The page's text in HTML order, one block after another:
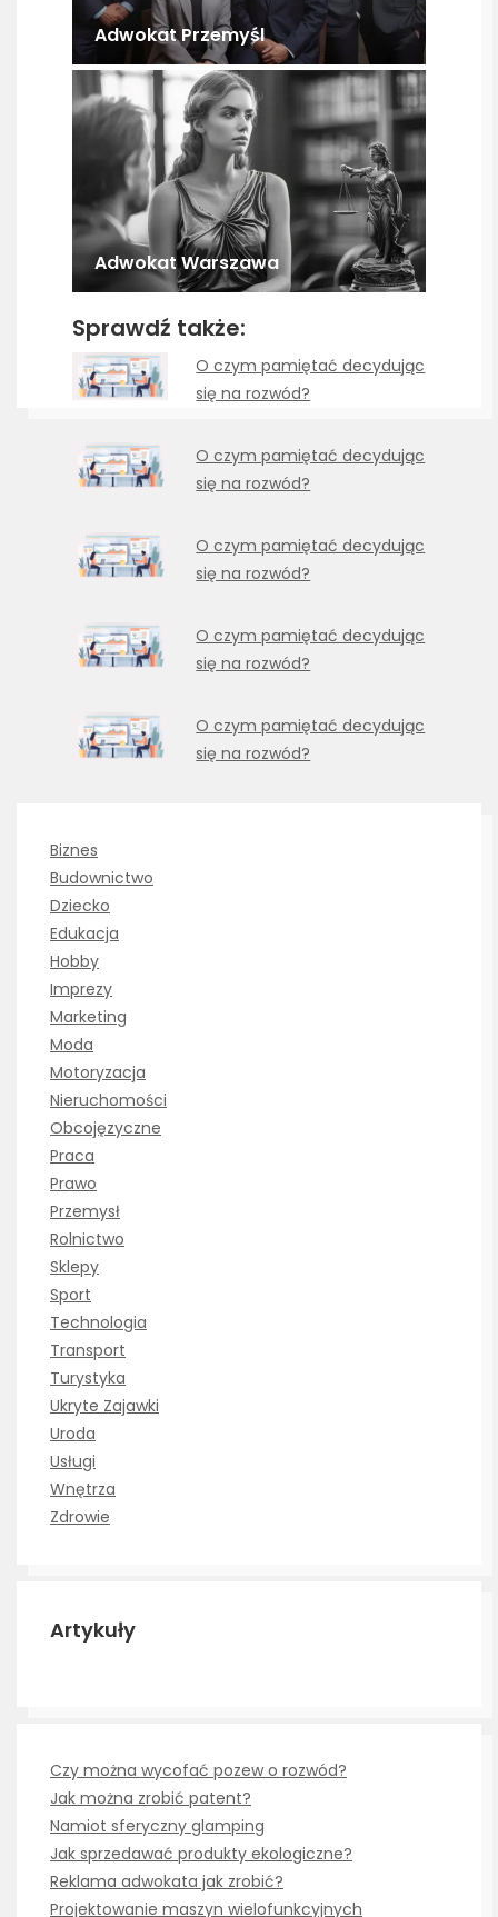
Adwokat Przemyśl
Adwokat Warszawa
Sprawdź także:
O czym pamiętać decydując
się na rozwód?
O czym pamiętać decydując
się na rozwód?
O czym pamiętać decydując
się na rozwód?
O czym pamiętać decydując
się na rozwód?
O czym pamiętać decydując
się na rozwód?
Biznes
Budownictwo
Dziecko
Edukacja
Hobby
Imprezy
Marketing
Moda
Motoryzacja
Nieruchomości
Obcojęzyczne
Praca
Prawo
Przemysł
Rolnictwo
Sklepy
Sport
Technologia
Transport
Turystyka
Ukryte Zajawki
Uroda
Usługi
Wnętrza
Zdrowie
Artykuły
Czy można wycofać pozew o rozwód?
Jak można zrobić patent?
Namiot sferyczny glamping
Jak sprzedawać produkty ekologiczne?
Reklama adwokata jak zrobić?
Projektowanie maszyn wielofunkcyjnych